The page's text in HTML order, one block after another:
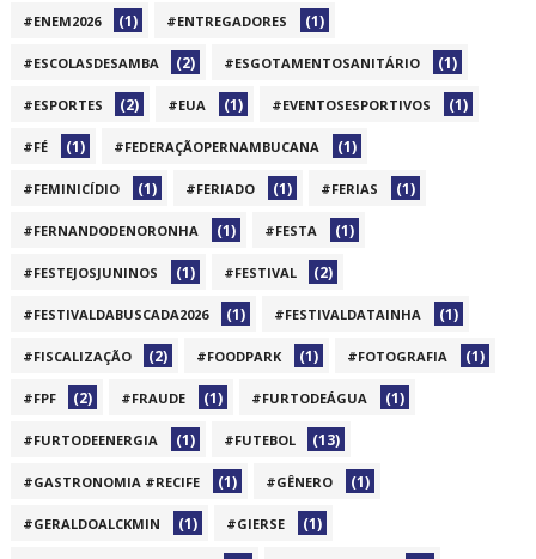
#ENEM2026 (1) #ENTREGADORES (1)
#ESCOLASDESAMBA (2) #ESGOTAMENTOSANITÁRIO (1)
#ESPORTES (2) #EUA (1) #EVENTOSESPORTIVOS (1)
#FÉ (1) #FEDERAÇÃOPERNAMBUCANA (1)
#FEMINICÍDIO (1) #FERIADO (1) #FERIAS (1)
#FERNANDODENORONHA (1) #FESTA (1)
#FESTEJOSJUNINOS (1) #FESTIVAL (2)
#FESTIVALDABUSCADA2026 (1) #FESTIVALDATAINHA (1)
#FISCALIZAÇÃO (2) #FOODPARK (1) #FOTOGRAFIA (1)
#FPF (2) #FRAUDE (1) #FURTODEÁGUA (1)
#FURTODEENERGIA (1) #FUTEBOL (13)
#GASTRONOMIA #RECIFE (1) #GÊNERO (1)
#GERALDOALCKMIN (1) #GIERSE (1)